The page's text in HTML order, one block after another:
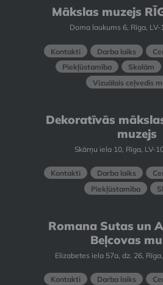
Mākslas muzejs
Doma laukums 6, Rīga,
Kontakti Darba laiks
Piekļūstamība
Skolām
Vizuālais ceļvedis
Dekoratīvās
muzejs
Skārņu iela 10, Rīga, LV-
Kontakti Darba laiks
Piekļūstamība
Romana Sutas un
Beļcovas
Elizabetes iela 57a, dz. 26,
Kontakti Darba laiks